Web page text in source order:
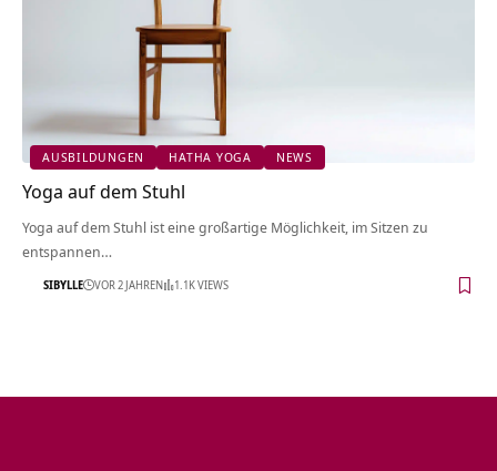
AUSBILDUNGEN HATHA YOGA NEWS
Yoga auf dem Stuhl
Yoga auf dem Stuhl ist eine großartige Möglichkeit, im Sitzen zu
entspannen…
SIBYLLE VOR 2 JAHREN 1.1K VIEWS